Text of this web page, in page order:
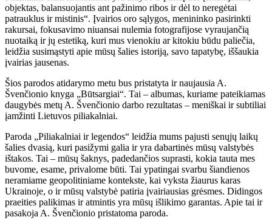
objektas, balansuojantis ant pažinimo ribos ir dėl to neregėtai
patrauklus ir mistinis“. Įvairios oro sąlygos, menininko pasirinkti
rakursai, fokusavimo niuansai nulemia fotografijose vyraujančią
nuotaiką ir jų estetiką, kuri mus vienokiu ar kitokiu būdu paliečia,
leidžia susimąstyti apie mūsų šalies istoriją, savo tapatybę, iššaukia
įvairias jausenas.
Šios parodos atidarymo metu bus pristatyta ir naujausia A.
Švenčionio knyga „Būtsargiai“. Tai – albumas, kuriame pateikiamas
daugybės metų A. Švenčionio darbo rezultatas – meniškai ir subtiliai
įamžinti Lietuvos piliakalniai.
Paroda „Piliakalniai ir legendos“ leidžia mums pajusti senųjų laikų
šalies dvasią, kuri pasižymi galia ir yra dabartinės mūsų valstybės
ištakos. Tai – mūsų šaknys, padedančios suprasti, kokia tauta mes
buvome, esame, privalome būti. Tai ypatingai svarbu šiandienos
neramiame geopolitiniame kontekste, kai vyksta žiaurus karas
Ukrainoje, o ir mūsų valstybė patiria įvairiausias grėsmes. Didingos
praeities palikimas ir atmintis yra mūsų išlikimo garantas. Apie tai ir
pasakoja A. Švenčionio pristatoma paroda.